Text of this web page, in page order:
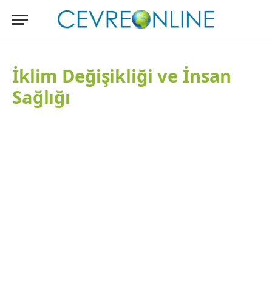
İklim Değişikliği ve İnsan
Sağlığı